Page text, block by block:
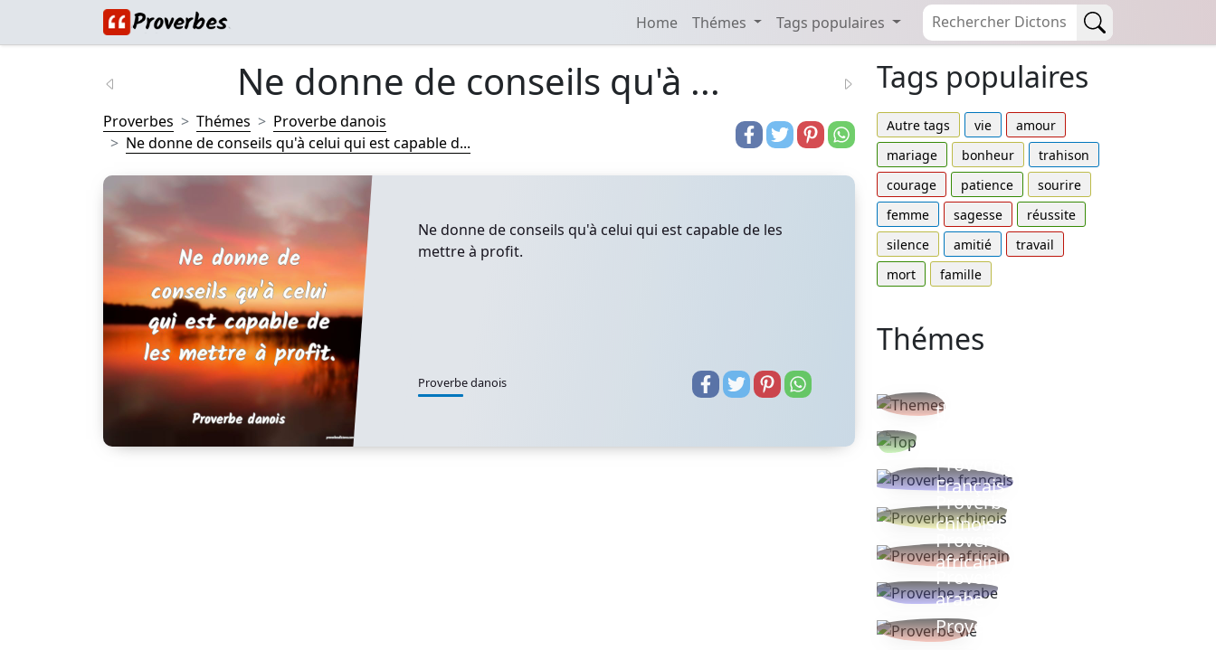
Home Thémes Tags populaires
Ne donne de conseils qu'à ...
Proverbes Thémes
Proverbe danois
Ne donne de conseils qu'à celui qui est capable d...
Ne donne de conseils qu'à celui qui est capable de les
mettre à profit.
Proverbe danois
Tags populaires
Autre tags vie
amour
mariage
bonheur
trahison
courage
patience
sourire
femme
sagesse
réussite
silence
amitié
travail
mort
famille
Thémes
thèmes
Proverbe
Français
Proverbe
chinois
Proverbe
africain
Proverbe
arabe
Proverbe vie